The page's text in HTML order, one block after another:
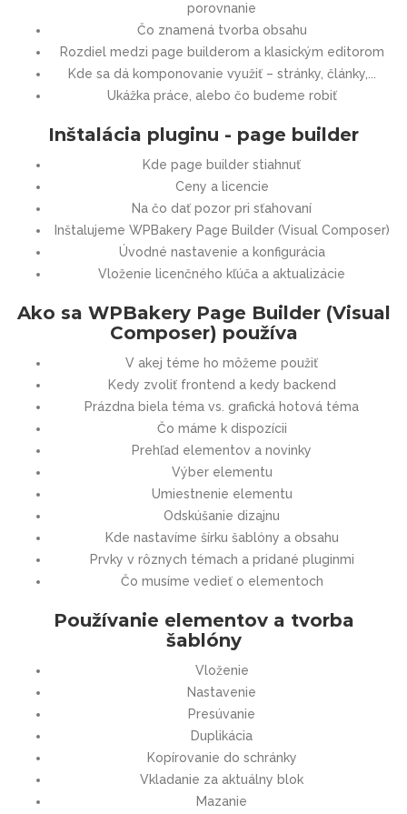
porovnanie
Čo znamená tvorba obsahu
Rozdiel medzi page builderom a klasickým editorom
Kde sa dá komponovanie využiť – stránky, články,...
Ukážka práce, alebo čo budeme robiť
Inštalácia pluginu - page builder
Kde page builder stiahnuť
Ceny a licencie
Na čo dať pozor pri sťahovaní
Inštalujeme WPBakery Page Builder (Visual Composer)
Úvodné nastavenie a konfigurácia
Vloženie licenčného kľúča a aktualizácie
Ako sa WPBakery Page Builder (Visual
Composer) používa
V akej téme ho môžeme použiť
Kedy zvoliť frontend a kedy backend
Prázdna biela téma vs. grafická hotová téma
Čo máme k dispozícii
Prehľad elementov a novinky
Výber elementu
Umiestnenie elementu
Odskúšanie dizajnu
Kde nastavíme šírku šablóny a obsahu
Prvky v rôznych témach a pridané pluginmi
Čo musíme vedieť o elementoch
Používanie elementov a tvorba
šablóny
Vloženie
Nastavenie
Presúvanie
Duplikácia
Kopírovanie do schránky
Vkladanie za aktuálny blok
Mazanie